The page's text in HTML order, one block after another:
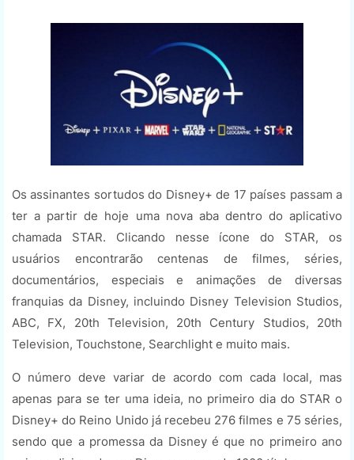
Os assinantes sortudos do Disney+ de 17 países passam a
ter a partir de hoje uma nova aba dentro do aplicativo
chamada STAR. Clicando nesse ícone do STAR, os
usuários encontrarão centenas de filmes, séries,
documentários, especiais e animações de diversas
franquias da Disney, incluindo Disney Television Studios,
ABC, FX, 20th Television, 20th Century Studios, 20th
Television, Touchstone, Searchlight e muito mais.
O número deve variar de acordo com cada local, mas
apenas para se ter uma ideia, no primeiro dia do STAR o
Disney+ do Reino Unido já recebeu 276 filmes e 75 séries,
sendo que a promessa da Disney é que no primeiro ano